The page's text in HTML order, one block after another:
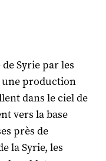
Syrie par les
une production
dans le ciel de
vers la base
près de
la Syrie, les